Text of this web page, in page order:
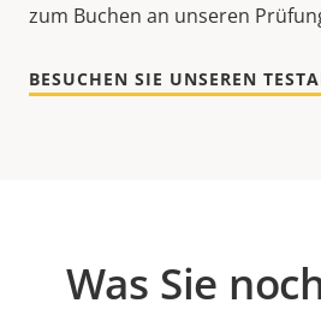
zum Buchen an unseren
BESUCHEN SIE UNSEREN
Was Sie